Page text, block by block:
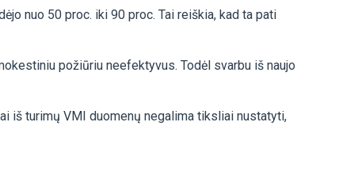
nuo 50 proc. iki 90 proc. Tai reiškia, kad ta pati
požiūriu neefektyvus. Todėl svarbu iš naujo
iš turimų VMI duomenų negalima tiksliai nustatyti,